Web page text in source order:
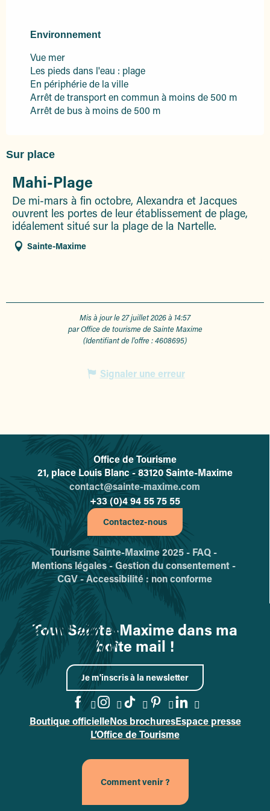
Environnement
Environnement
Vue mer
Les pieds dans l'eau : plage
En périphérie de la ville
Arrêt de transport en commun à moins de 500 m
Arrêt de bus à moins de 500 m
Sur place
Mahi-Plage
De mi-mars à fin octobre, Alexandra et Jacques
ouvrent les portes de leur établissement de plage,
idéalement situé sur la plage de la Nartelle.
Sainte-Maxime
Mis à jour le 27 juillet 2026 à 14:57
par Office de tourisme de Sainte Maxime
(Identifiant de l'offre :4608695)
Signaler une erreur
L'office de tourisme de Sainte-
Office de Tourisme
21, place Louis Blanc - 83120 Sainte-Maxime
contact@sainte-maxime.com
+33 (0)4 94 55 75 55
Contactez-nous
Tourisme Sainte-Maxime 2025 - FAQ -
Mentions légales -Gestion du consentement -
CGV -Accessibilité : non conforme
Tout Sainte-Maxime dans ma
boîte mail !
Je m'inscris à la newsletter
Accéder à la page Facebook
Accéder à la page
Accéder à la page
Accéder à la
Accéder à la
Boutique officielleNos brochuresEspace presse
L’Office de Tourisme
Comment venir ?